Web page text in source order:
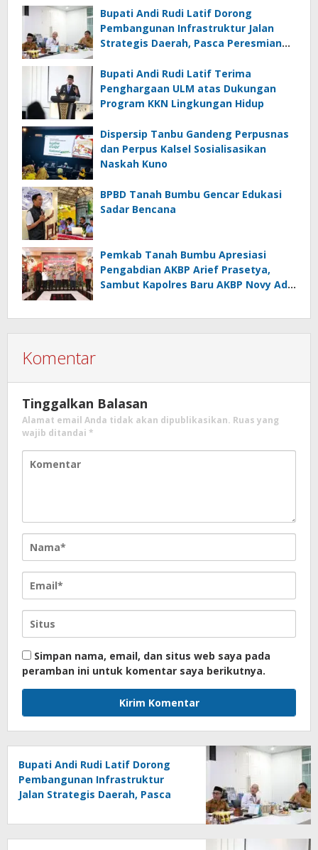
Bupati Andi Rudi Latif Dorong
Pembangunan Infrastruktur Jalan
Strategis Daerah, Pasca Peresmian
Bupati Andi Rudi Latif Terima
Penghargaan ULM atas Dukungan
Program KKN Lingkungan Hidup
Dispersip Tanbu Gandeng Perpusnas
dan Perpus Kalsel Sosialisasikan
Naskah Kuno
BPBD Tanah Bumbu Gencar Edukasi
Sadar Bencana
Pemkab Tanah Bumbu Apresiasi
Pengabdian AKBP Arief Prasetya,
Sambut Kapolres Baru AKBP Novy Adi
Komentar
Tinggalkan Balasan
Alamat email Anda tidak akan dipublikasikan. Ruas yang
wajib ditandai *
Simpan nama, email, dan situs web saya pada
peramban ini untuk komentar saya berikutnya.
Bupati Andi Rudi Latif Dorong
Pembangunan Infrastruktur
Jalan Strategis Daerah, Pasca